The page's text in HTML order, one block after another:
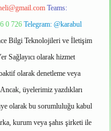
Teams:
0 726 Telegram: @karabul
Bilgi Teknolojileri ve İletişim
Sağlayıcı olarak hizmet
olarak denetleme veya
üyelerimiz yazdıkları
olarak bu sorumluluğu kabul
kurum veya şahıs şirketi ile